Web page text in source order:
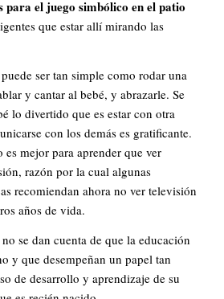
para el juego simbólico en el patio
que estar allí mirando las
ser tan simple como rodar una
y cantar al bebé, y abrazarle. Se
lo divertido que es estar con otra
con los demás es gratificante.
es mejorpara aprender que ver
razón por la cual algunas
recomiendan ahora no ver televisión
años de vida.
se dan cuenta de que la educación
y que desempeñan un papel tan
de desarrollo y aprendizaje de su